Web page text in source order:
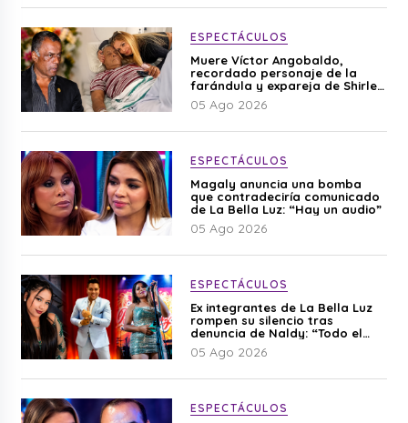
ESPECTÁCULOS
Muere Víctor Angobaldo,
recordado personaje de la
farándula y expareja de Shirley
Cherres
05 Ago 2026
ESPECTÁCULOS
Magaly anuncia una bomba
que contradeciría comunicado
de La Bella Luz: “Hay un audio”
05 Ago 2026
ESPECTÁCULOS
Ex integrantes de La Bella Luz
rompen su silencio tras
denuncia de Naldy: “Todo el
mundo lo sabía”
05 Ago 2026
ESPECTÁCULOS